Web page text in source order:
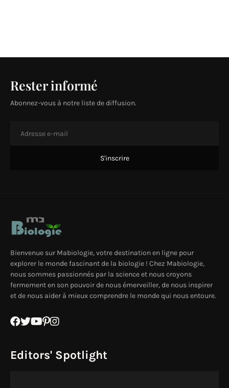
Rester informé
Abonnez-vous à notre liste de diffusion.
Bienvenue sur Mabiologie, votre destination en ligne pour
explorer le monde fascinant de la biologie ! Chez Mabiologie,
nous sommes passionnés par la science et nous croyons
fermement en son pouvoir de nous émerveiller, de nous inspirer
et de nous aider à mieux comprendre le monde qui nous entoure.
Editors' Spotlight